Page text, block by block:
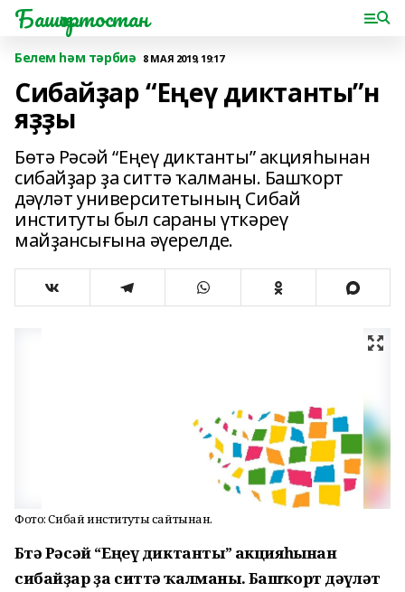
Башҡортостан
Белем һәм тәрбиә 8 МАЯ 2019, 19:17
Сибайҙар “Еңеү диктанты”н
яҙҙы
Бөтә Рәсәй “Еңеү диктанты” акцияһынан
сибайҙар ҙа ситтә ҡалманы. Башҡорт
дәүләт университетының Сибай
институты был сараны үткәреү
майҙансығына әүерелде.
Фото: Сибай институты сайтынан.
Бөтә Рәсәй “Еңеү диктанты” акцияһынан
сибайҙар ҙа ситтә ҡалманы. Башҡорт дәүләт